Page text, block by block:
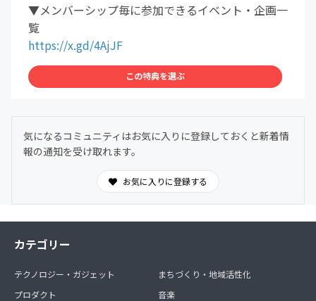
▼メンバーシップ毎に参加できるイベント・企画一
覧
https://x.gd/4AjJF
この特典を選ぶ
気になるコミュニティはお気に入りに登録しておくと新着情
報の通知を受け取れます。
お気に入りに登録する
カテゴリー
テクノロジー・ガジェット
プロダクト
まちづくり・地域活性化
音楽